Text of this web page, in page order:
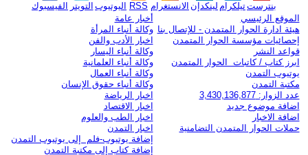
الفيسبوك التويتر اليوتيوب RSS الانستغرام لينكدإن تيلكرامبنترست
الموقع الرئيسي
هيئة ادارة الحوار المتمدن - للإتصال بنا
إحصائيات مؤسسة الحوار المتمدن
قواعد النشر
ابرز كتاب / كاتبات الحوار المتمدن
يوتيوب التمدن
مكتبة التمدن
عدد الزوار: 3,430,136,877
اضافة موضوع جديد
اضافة الاخبار
حملات الحوار المتمدن التضامنية
أخبار عامة
وكالة أنباء المرأة
اخبار الأدب والفن
وكالة أنباء اليسار
وكالة أنباء العلمانية
وكالة أنباء العمال
وكالة أنباء حقوق الإنسان
اخبار الرياضة
اخبار الاقتصاد
اخبار الطب والعلوم
اخبار التمدن
إضافة يوتيوب-فلم إلى يوتيوب التمدن
إضافة كتاب إلى مكتبة التمدن